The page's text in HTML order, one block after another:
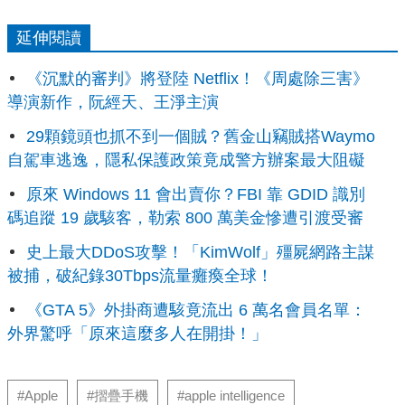
延伸閱讀
《沉默的審判》將登陸 Netflix！《周處除三害》
導演新作，阮經天、王淨主演
29顆鏡頭也抓不到一個賊？舊金山竊賊搭Waymo
自駕車逃逸，隱私保護政策竟成警方辦案最大阻礙
原來 Windows 11 會出賣你？FBI 靠 GDID 識別
碼追蹤 19 歲駭客，勒索 800 萬美金慘遭引渡受審
史上最大DDoS攻擊！「KimWolf」殭屍網路主謀
被捕，破紀錄30Tbps流量癱瘓全球！
《GTA 5》外掛商遭駭竟流出 6 萬名會員名單：
外界驚呼「原來這麼多人在開掛！」
#Apple #摺疊手機 #apple intelligence